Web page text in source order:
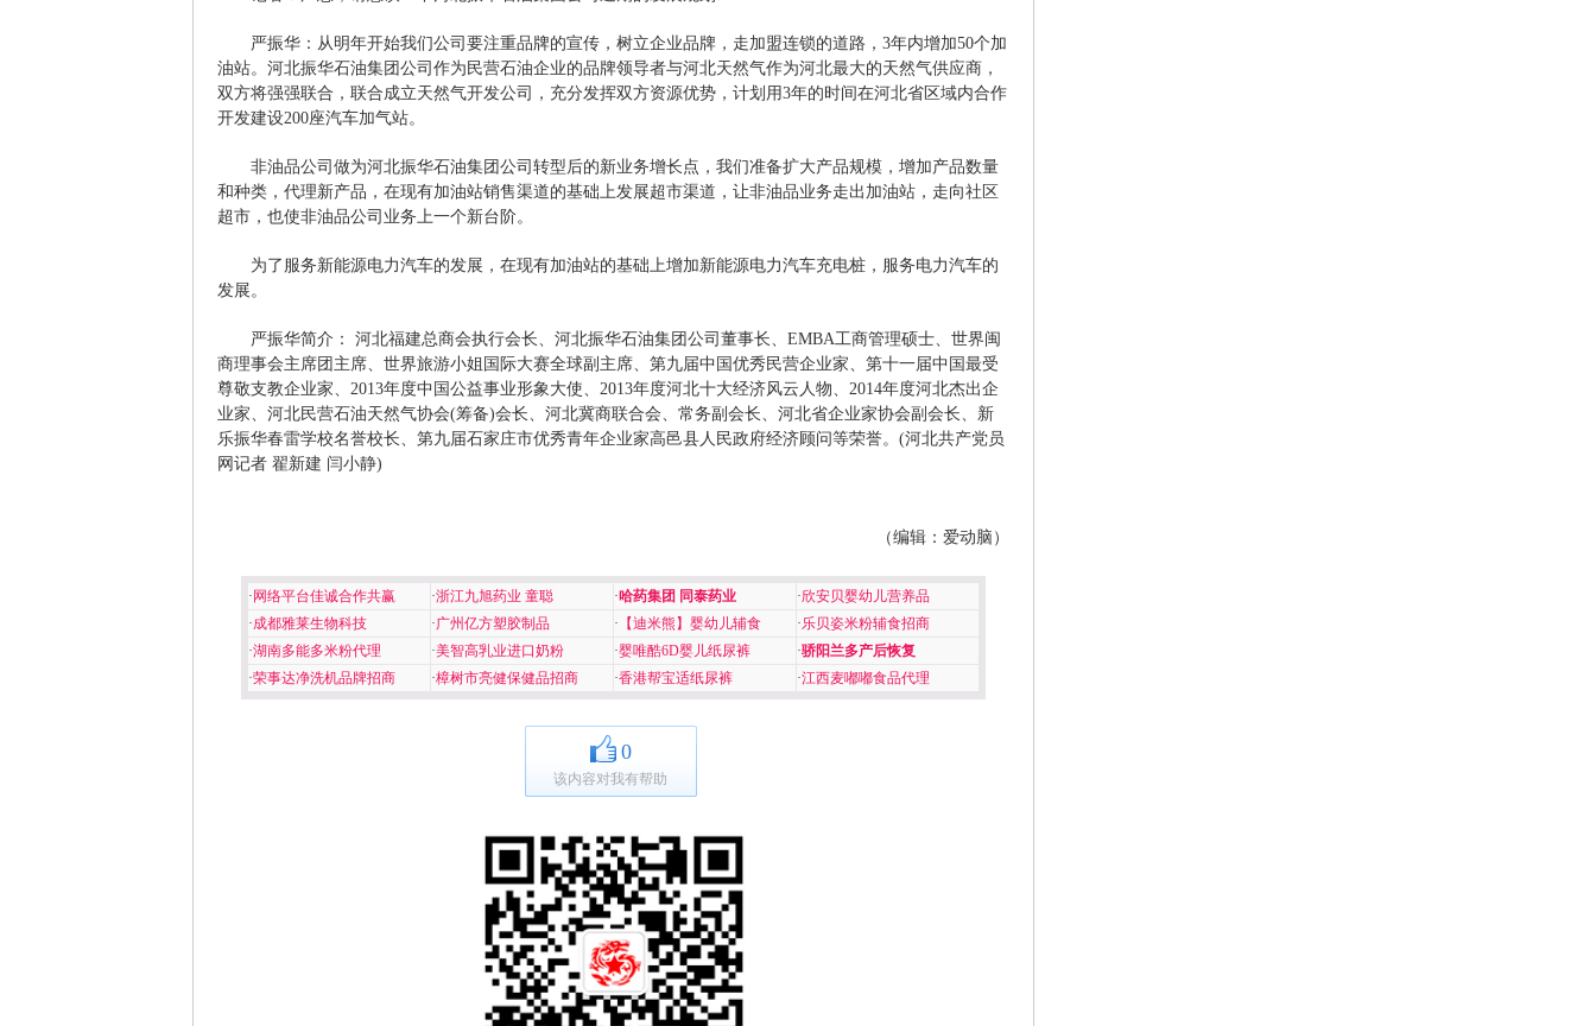
严振华：从明年开始我们公司要注重品牌的宣传，树立企业品牌，走加盟连锁的道路，3年内增加50个加
油站。河北振华石油集团公司作为民营石油企业的品牌领导者与河北天然气作为河北最大的天然气供应商，
双方将强强联合，联合成立天然气开发公司，充分发挥双方资源优势，计划用3年的时间在河北省区域内合作
开发建设200座汽车加气站。
非油品公司做为河北振华石油集团公司转型后的新业务增长点，我们准备扩大产品规模，增加产品数量
和种类，代理新产品，在现有加油站销售渠道的基础上发展超市渠道，让非油品业务走出加油站，走向社区
超市，也使非油品公司业务上一个新台阶。
为了服务新能源电力汽车的发展，在现有加油站的基础上增加新能源电力汽车充电桩，服务电力汽车的
发展。
严振华简介： 河北福建总商会执行会长、河北振华石油集团公司董事长、EMBA工商管理硕士、世界闽
商理事会主席团主席、世界旅游小姐国际大赛全球副主席、第九届中国优秀民营企业家、第十一届中国最受
尊敬支教企业家、2013年度中国公益事业形象大使、2013年度河北十大经济风云人物、2014年度河北杰出企
业家、河北民营石油天然气协会(筹备)会长、河北冀商联合会、常务副会长、河北省企业家协会副会长、新
乐振华春雷学校名誉校长、第九届石家庄市优秀青年企业家高邑县人民政府经济顾问等荣誉。(河北共产党员
网记者 翟新建 闫小静)
（编辑：爱动脑）
· 网络平台佳诚合作共赢 ·浙江九旭药业 童聪 ·哈药集团 同泰药业 ·欣安贝婴幼儿营养品
·成都雅莱生物科技 ·广州亿方塑胶制品 · 【迪米熊】婴幼儿辅食 ·乐贝姿米粉辅食招商
·湖南多能多米粉代理 ·美智高乳业进口奶粉 ·婴唯酷6D婴儿纸尿裤 ·骄阳兰多产后恢复
·荣事达净洗机品牌招商 ·樟树市亮健保健品招商 ·香港帮宝适纸尿裤 ·江西麦嘟嘟食品代理
0
该内容对我有帮助